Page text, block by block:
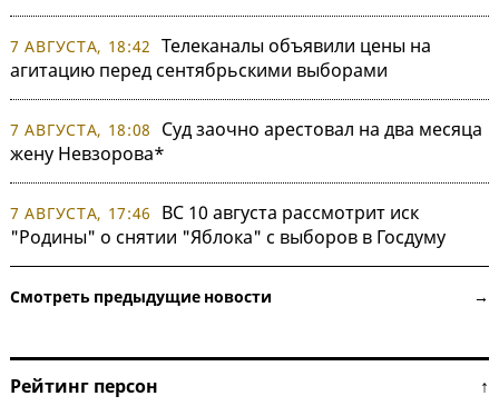
7 АВГУСТА, 18:42 Телеканалы объявили цены на
агитацию перед сентябрьскими выборами
7 АВГУСТА, 18:08
Суд заочно арестовал на два месяца
жену Невзорова*
7 АВГУСТА, 17:46
ВС 10 августа рассмотрит иск
"Родины" о снятии "Яблока" с выборов в Госдуму
Смотреть предыдущие новости →
Рейтинг персон ↑